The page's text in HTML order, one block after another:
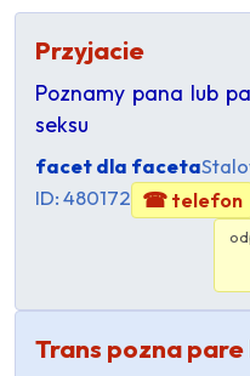
Przyjacie
Poznamy pana lub
seksu
facet dla faceta
ID: 480172 ☎ telefon
Trans pozna pare